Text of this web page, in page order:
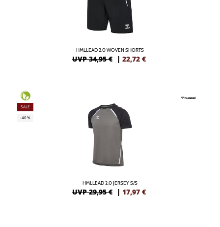
HMLLEAD 2.0 WOVEN SHORTS
UVP 34,95 € | 22,72 €
SALE
-40%
HMLLEAD 2.0 JERSEY S/S
UVP 29,95 € | 17,97 €